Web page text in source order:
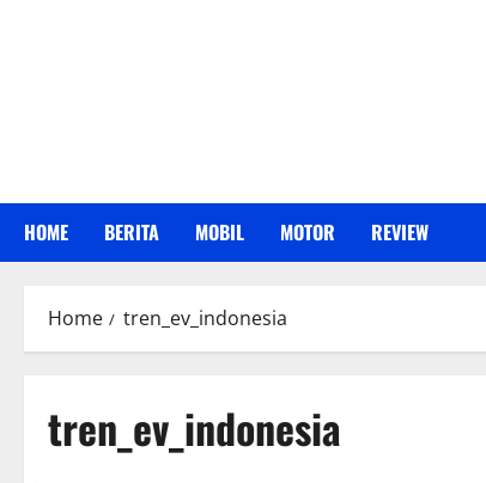
HOME BERITA MOBIL MOTOR REVIEW
Home tren_ev_indonesia
tren_ev_indonesia